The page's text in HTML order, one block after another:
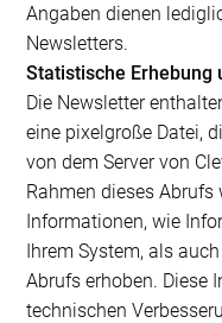
Angaben dienen
Newsletters.
Statistische Erhebung
Die Newsletter
eine pixelgroße Datei,
von dem Server von
Rahmen dieses
Informationen, wie
Ihrem System, als
Abrufs erhoben. Diese
technischen